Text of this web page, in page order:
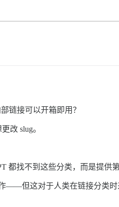
链接可以开箱即用？
改 slug。
都找不到这些分类，而是提供
——但这对于人类在链接分类时